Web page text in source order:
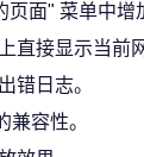
页面" 菜单中增
直接显示当前
错日志。
兼容性。